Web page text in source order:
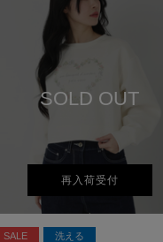
SOLD OUT
再入荷受付
SALE 洗える